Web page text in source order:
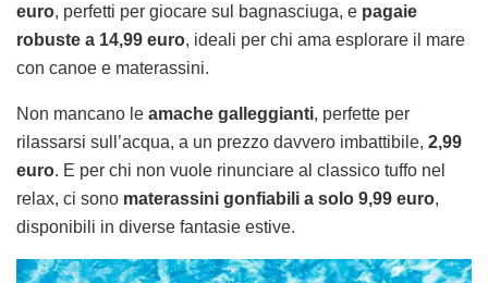
euro, perfetti per giocare sul bagnasciuga, e pagaie
robuste a 14,99 euro, ideali per chi ama esplorare il mare
con canoe e materassini.
Non mancano le amache galleggianti, perfette per
rilassarsi sull’acqua, a un prezzo davvero imbattibile, 2,99
euro. E per chi non vuole rinunciare al classico tuffo nel
relax, ci sono materassini gonfiabili a solo 9,99 euro,
disponibili in diverse fantasie estive.